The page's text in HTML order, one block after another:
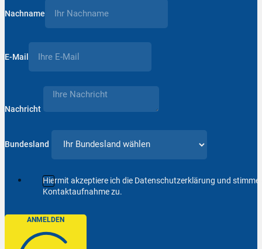
Nachname
E-Mail
Nachricht
Bundesland
Hiermit akzeptiere ich die Datenschutzerklärung und
Kontaktaufnahme zu.
ANMELDEN